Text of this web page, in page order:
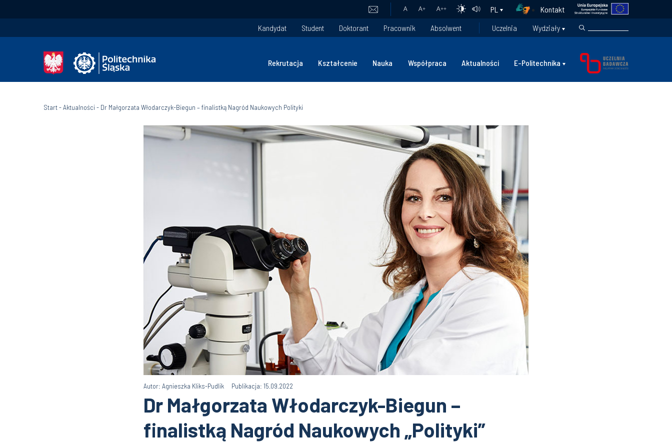
A A+ A++ PL
Kontakt
Kandydat
Student Doktorant Pracownik Absolwent Uczelnia Wydziały
Rekrutacja Kształcenie Nauka Współpraca Aktualności E-Politechnika
Start-Aktualności- Dr Małgorzata Włodarczyk-Biegun – finalistką Nagród Naukowych Polityki
Autor: Agnieszka Kliks-Pudlik Publikacja: 15.09.2022
Dr Małgorzata Włodarczyk-Biegun –
finalistką Nagród Naukowych „Polityki”